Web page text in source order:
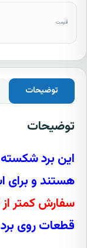
قیمت
توضیحات
توضیحات
این برد
هستند و برای
سفارش کمتر از 5 عدد ارسال نمیشود
قطعات روی